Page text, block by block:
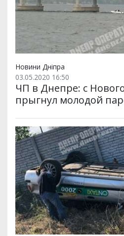
Новини Дніпра
03.05.2020 16:50
ЧП в Днепре: с
прыгнул молодой